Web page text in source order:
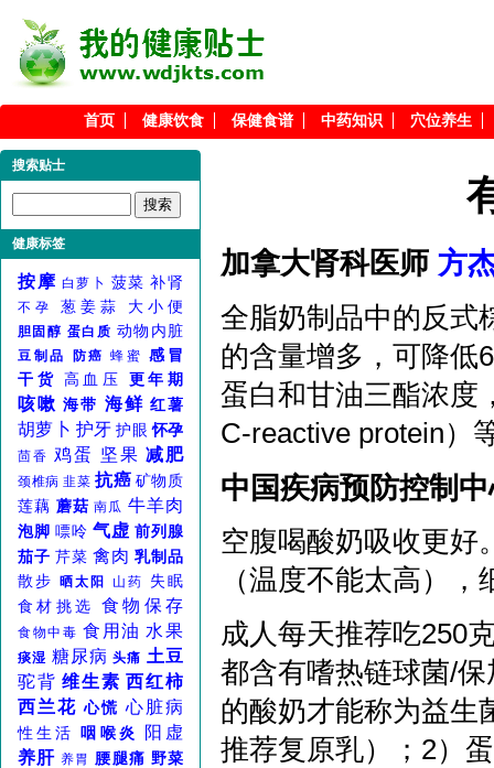
首页 健康饮食 保健食谱 中药知识 穴位养生
搜索贴士
健康标签
按摩 白萝卜 菠菜 补肾
不孕 葱姜蒜 大小便
胆固醇 蛋白质 动物内脏
豆制品 防癌 蜂蜜
感冒
干货 高血压 更年期
咳嗽 海带 海鲜 红薯
胡萝卜 护牙 护眼 怀孕
茴香 鸡蛋 坚果 减肥
颈椎病 韭菜 抗癌 矿物质
莲藕 蘑菇 南瓜 牛羊肉
泡脚 嘌呤 气虚 前列腺
茄子 芹菜 禽肉 乳制品
散步 晒太阳 山药
失眠
食材挑选
食物保存
食物中毒 食用油 水果
痰湿 糖尿病 头痛 土豆
驼背 维生素 西红柿
西兰花 心慌 心脏病
性生活 咽喉炎
阳虚
养肝 养胃 腰腿痛 野菜
加拿大肾科医师 方
全脂奶制品中的反式
的含量增多，可降低
蛋白和甘油三酯浓度
C-reactive protein）
中国疾病预防控制
空腹喝酸奶吸收更好
（温度不能太高）
成人每天推荐吃250
都含有嗜热链球菌/
的酸奶才能称为益生
推荐复原乳）；2）